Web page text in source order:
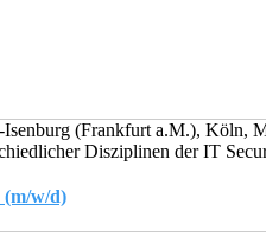
Isenburg (Frankfurt a.M.), Köln,
Disziplinen der IT
(m/w/d)